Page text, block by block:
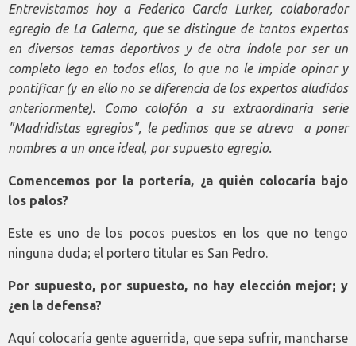
Entrevistamos hoy a Federico García Lurker, colaborador
egregio de La Galerna, que se distingue de tantos expertos
en diversos temas deportivos y de otra índole por ser un
completo lego en todos ellos, lo que no le impide opinar y
pontificar (y en ello no se diferencia de los expertos aludidos
anteriormente). Como colofón a su extraordinaria serie
"Madridistas egregios", le pedimos que se atreva a poner
nombres a un once ideal, por supuesto egregio.
Comencemos por la portería, ¿a quién colocaría bajo
los palos?
Este es uno de los pocos puestos en los que no tengo
ninguna duda; el portero titular es San Pedro.
Por supuesto, por supuesto, no hay elección mejor; y
¿en la defensa?
Aquí colocaría gente aguerrida, que sepa sufrir, mancharse